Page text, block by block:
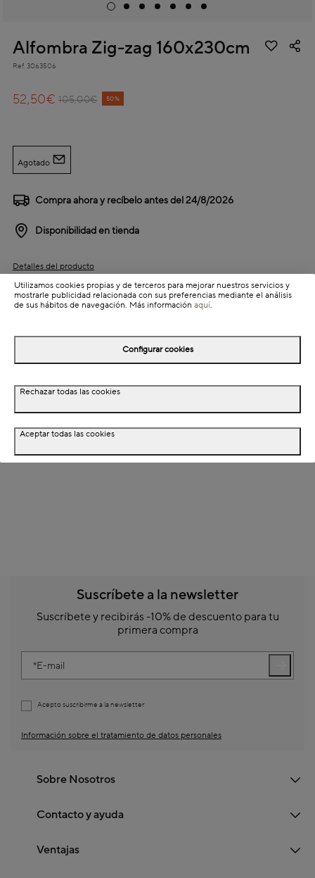
Alfombra Zig-zag 160x230cm
Ref. 3063506
Price reduced from
105,00€
to 50%
52,50€
Agotado
Compra ahora y recíbelo antes del24/8/2026
Disponibilidad en tienda
Detalles del producto
Información de envío
Detalles del producto
Suscríbete a la newsletter
Suscríbete y recibirás -10% de descuento para tu
primera compra
E-mail
Acepto suscribirme a la newsletter
Información sobre el tratamiento de datos personales
Sobre Nosotros
Contacto y ayuda
Ventajas
Utilizamos cookies propias y de terceros para mejorar nuestros servicios y
mostrarle publicidad relacionada con sus preferencias mediante el análisis
de sus hábitos de navegación. Más información aquí.
Configurar cookies
Rechazar todas las cookies
Aceptar todas las cookies